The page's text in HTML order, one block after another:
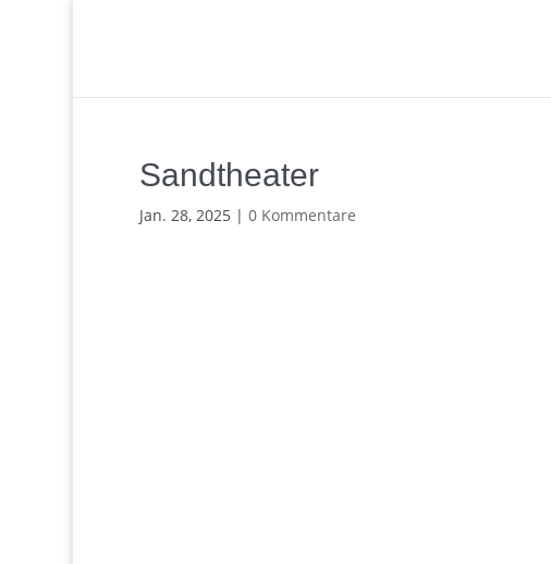
Sandtheater
Jan. 28, 2025| 0 Kommentare